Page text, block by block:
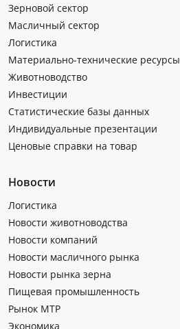
Зерновой сектор
Масличный сектор
Логистика
Материально-технические ресурсы
Животноводство
Инвестиции
Статистические базы данных
Индивидуальные презентации
Ценовые справки на товар
Новости
Логистика
Новости животноводства
Новости компаний
Новости масличного рынка
Новости рынка зерна
Пищевая промышленность
Рынок МТР
Экономика